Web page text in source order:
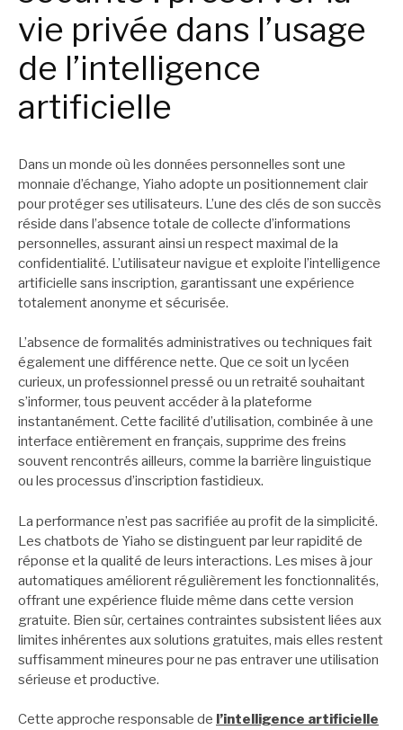
vie privée dans l’usage
de l’intelligence
artificielle
Dans un monde où les données personnelles sont une
monnaie d’échange, Yiaho adopte un positionnement clair
pour protéger ses utilisateurs. L’une des clés de son succès
réside dans l’absence totale de collecte d’informations
personnelles, assurant ainsi un respect maximal de la
confidentialité. L’utilisateur navigue et exploite l’intelligence
artificielle sans inscription, garantissant une expérience
totalement anonyme et sécurisée.
L’absence de formalités administratives ou techniques fait
également une différence nette. Que ce soit un lycéen
curieux, un professionnel pressé ou un retraité souhaitant
s’informer, tous peuvent accéder à la plateforme
instantanément. Cette facilité d’utilisation, combinée à une
interface entièrement en français, supprime des freins
souvent rencontrés ailleurs, comme la barrière linguistique
ou les processus d’inscription fastidieux.
La performance n’est pas sacrifiée au profit de la simplicité.
Les chatbots de Yiaho se distinguent par leur rapidité de
réponse et la qualité de leurs interactions. Les mises à jour
automatiques améliorent régulièrement les fonctionnalités,
offrant une expérience fluide même dans cette version
gratuite. Bien sûr, certaines contraintes subsistent liées aux
limites inhérentes aux solutions gratuites, mais elles restent
suffisamment mineures pour ne pas entraver une utilisation
sérieuse et productive.
Cette approche responsable de l’intelligence artificielle